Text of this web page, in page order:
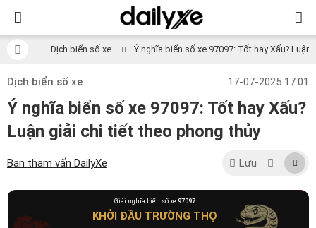
Dịch biển số xe Ý nghĩa biển số xe 97097: Tốt hay Xấu?
Dịch biển số xe 17-07-2025 17:01
Ý nghĩa biển số xe 97097: Tốt hay Xấu?
Luận giải chi tiết theo phong thủy
Ban tham vấn DailyXe Lưu
Giải nghĩa biển số xe 97097
KHỞI ĐẦU TRƯỜNG THỌ